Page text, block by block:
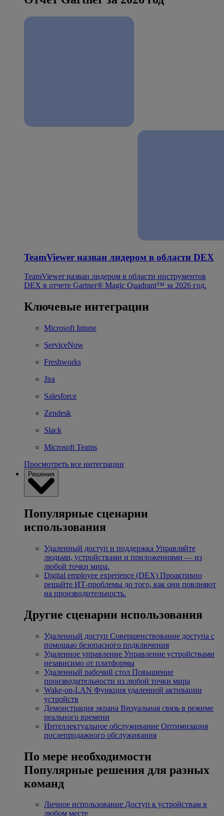
TeamViewer назван лидером в области DEX
TeamViewer назван лидером в области инструментов
DEX в отчете Gartner® Magic Quadrant™ за 2026 год.
Ключевые интеграции
Microsoft Intune
ServiceNow
Freshworks
Jira
Salesforce
Zendesk
Slack
Microsoft Teams
Просмотреть все интеграции
Решения
Популярные сценарии
использования
Удаленный доступ и поддержка Управляйте
людьми, устройствами и приложениями — из
любой точки мира.
Digital employee experience (DEX) Проактивно
решайте ИТ-проблемы до того, как они повлияют
на производительность.
Другие сценарии использования
Удаленный доступ Совершенствование доступа с
помощью безопасного подключения
Удаленное управление Управление устройствами
независимо от платформы
Удаленный рабочий стол Повышение
производительности из любой точки мира
Wake-on-LAN Функция удаленной активации
устройств
Демонстрация экрана Визуальная связь в режиме
реального времени
Интеллектуальное обслуживание Оптимизация
послепродажного обслуживания
По мере необходимости
Популярные решения для разных
команд
Личное использование Доступ к устройствам в
любом месте